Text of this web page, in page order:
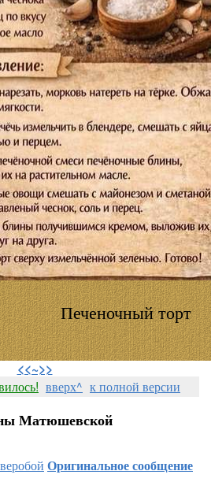
Печеночный торт
⠀
<<~>>
вверх^ к полной версии
Матюшевской
Оригинальное сообщение